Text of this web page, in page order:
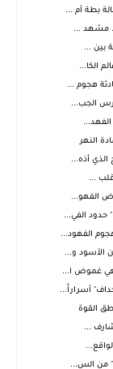
بطة أم ...
مشهد ...
بين ...
الكا...
هجوم ...
الجب...
الفهد...
النهر
أذه...
قلب ...
الفهو...
حدود الفي...
الفهود...
الأسود و...
غموض ا...
أسراراً...
القوة
شارف ...
من الس...